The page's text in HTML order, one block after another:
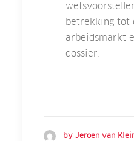
betrekking tot
arbeidsmarkt
dossier.
by Jeroen van